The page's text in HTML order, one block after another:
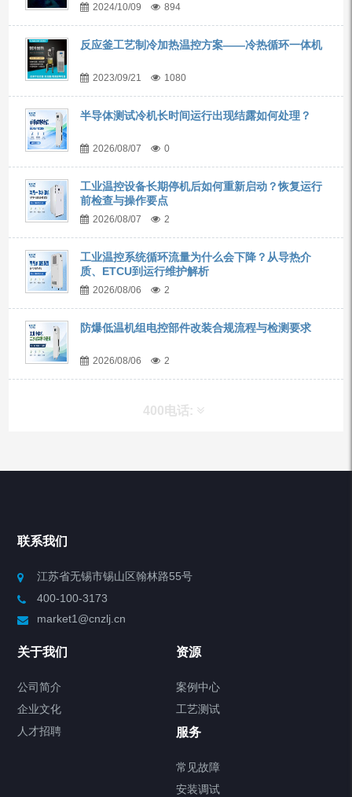
2024/10/09 894
反应釜工艺制冷加热温控方案——冷热循环一体机
2023/09/21 1080
半导体测试冷机长时间运行出现结露如何处理？
2026/08/07 0
工业温控设备长期停机后如何重新启动？恢复运行
前检查与操作要点
2026/08/07 2
工业温控系统循环流量为什么会下降？从导热介
质、ETCU到运行维护解析
2026/08/06 2
防爆低温机组电控部件改装合规流程与检测要求
2026/08/06 2
400电话:
产品分类
制冷加热动态控温系统
Chiller气体控温系统
联系我们
江苏省无锡市锡山区翰林路55号
400-100-3173
market1@cnzlj.cn
关于我们
公司简介
企业文化
人才招聘
资源
案例中心
工艺测试
服务
常见故障
安装调试